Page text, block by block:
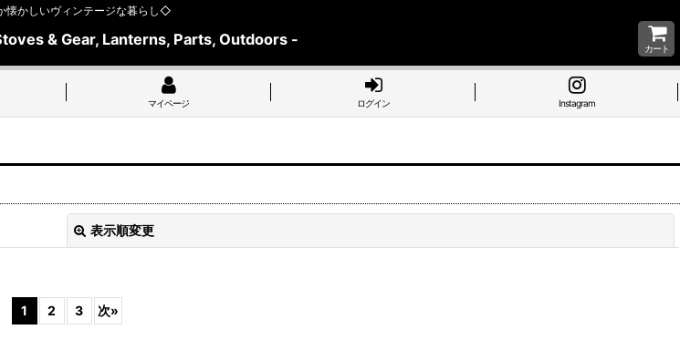
かしいヴィンテージな暮らし◇
& Gear, Lanterns, Parts, Outdoors -
カート
マイページ ログイン Instagram
表示順変更
1 2 3 次»